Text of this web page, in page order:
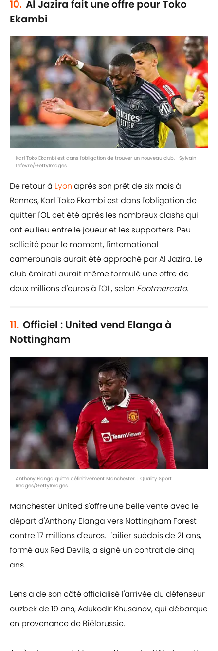
10. Al Jazira fait une offre pour Toko
Ekambi
Karl Toko Ekambi est dans l'obligation de trouver un nouveau club. | Sylvain
Lefevre/GettyImages
De retour à Lyon après son prêt de six mois à
Rennes, Karl Toko Ekambi est dans l'obligation de
quitter l'OL cet été après les nombreux clashs qui
ont eu lieu entre le joueur et les supporters. Peu
sollicité pour le moment, l'international
camerounais aurait été approché par Al Jazira. Le
club émirati aurait même formulé une offre de
deux millions d'euros à l'OL, selon Footmercato.
11. Officiel : United vend Elanga à
Nottingham
Anthony Elanga quitte définitivement Manchester. | Quality Sport
Images/GettyImages
Manchester United s'offre une belle vente avec le
départ d'Anthony Elanga vers Nottingham Forest
contre 17 millions d'euros. L'ailier suédois de 21 ans,
formé aux Red Devils, a signé un contrat de cinq
ans.
Lens a de son côté officialisé l'arrivée du défenseur
ouzbek de 19 ans, Adukodir Khusanov, qui débarque
en provenance de Biélorussie.